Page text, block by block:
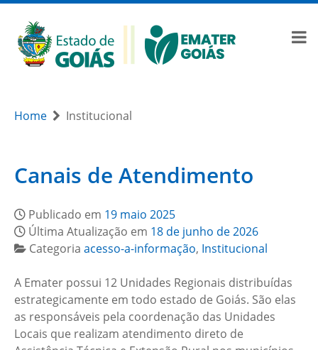
Home Institucional
Canais de Atendimento
Publicado em 19 maio 2025
Última Atualização em 18 de junho de 2026
Categoria acesso-a-informação, Institucional
A Emater possui 12 Unidades Regionais distribuídas
estrategicamente em todo estado de Goiás. São elas
as responsáveis pela coordenação das Unidades
Locais que realizam atendimento direto de